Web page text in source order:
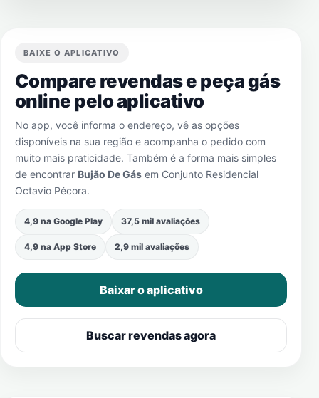
BAIXE O APLICATIVO
Compare revendas e peça gás
online pelo aplicativo
No app, você informa o endereço, vê as opções
disponíveis na sua região e acompanha o pedido com
muito mais praticidade. Também é a forma mais simples
de encontrar Bujão De Gás em Conjunto Residencial
Octavio Pécora.
4,9 na Google Play 37,5 mil avaliações
4,9 na App Store 2,9 mil avaliações
Baixar o aplicativo
Buscar revendas agora